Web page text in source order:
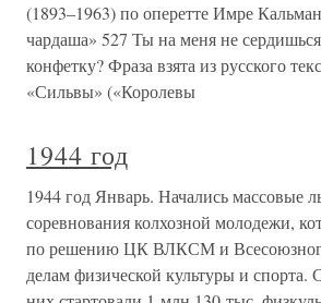
(1893–1963) по оперетте Имре
чардаша» 527 Ты на меня не
конфетку? Фраза взята из русского
«Сильвы» («Королевы
1944 год
1944 год Январь. Начались массовые
соревнования колхозной молодежи,
по решению ЦК ВЛКСМ и
делам физической культуры и спорта.